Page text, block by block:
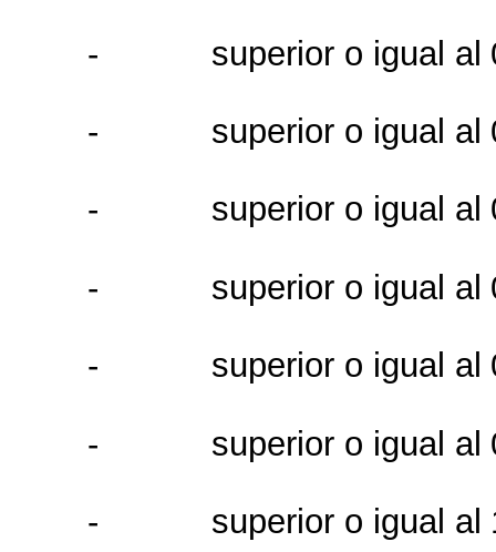
-
superior o igual al
- superior o igual al
- superior o igual al
- superior o igual al
- superior o igual al
- superior o igual al
- superior o igual al